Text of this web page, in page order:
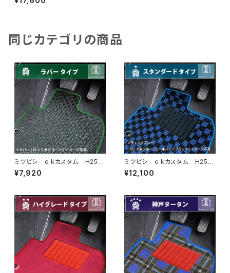
ト一式 カーマット スペシャル
同じカテゴリの商品
ミツビシ ｅｋカスタム H25/
6〜H31/3 B11W フロアマッ
ト一式 カーマット 防水 ラバ
¥7,920
ミツビシ ｅｋカスタム H25/
6〜H31/3 B11W フロアマッ
ト一式 カーマット スタンダー
¥12,100